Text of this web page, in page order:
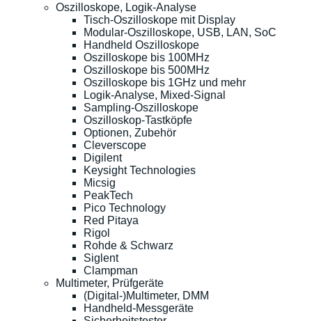
Oszilloskope, Logik-Analyse
Tisch-Oszilloskope mit Display
Modular-Oszilloskope, USB, LAN, SoC
Handheld Oszilloskope
Oszilloskope bis 100MHz
Oszilloskope bis 500MHz
Oszilloskope bis 1GHz und mehr
Logik-Analyse, Mixed-Signal
Sampling-Oszilloskope
Oszilloskop-Tastköpfe
Optionen, Zubehör
Cleverscope
Digilent
Keysight Technologies
Micsig
PeakTech
Pico Technology
Red Pitaya
Rigol
Rohde & Schwarz
Siglent
Clampman
Multimeter, Prüfgeräte
(Digital-)Multimeter, DMM
Handheld-Messgeräte